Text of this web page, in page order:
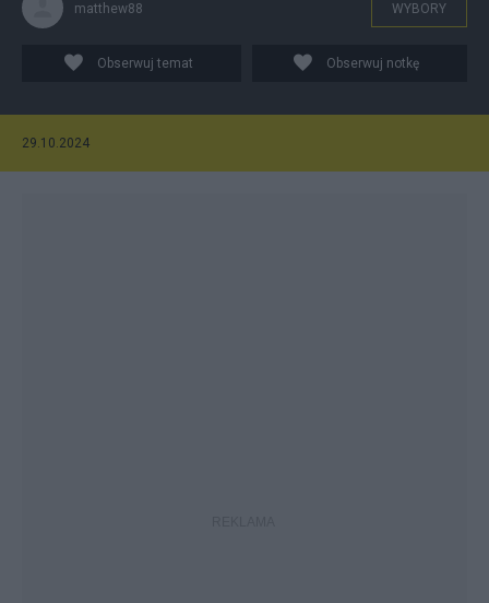
matthew88 WYBORY
Obserwuj temat Obserwuj notkę
29.10.2024